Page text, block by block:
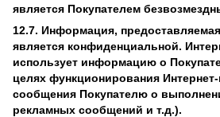
является Покупателем
12.7. Информация,
является конфиденциальной.
использует информацию о
целях функционирования Интернет-
сообщения Покупателю о
рекламных сообщений и т.д.).